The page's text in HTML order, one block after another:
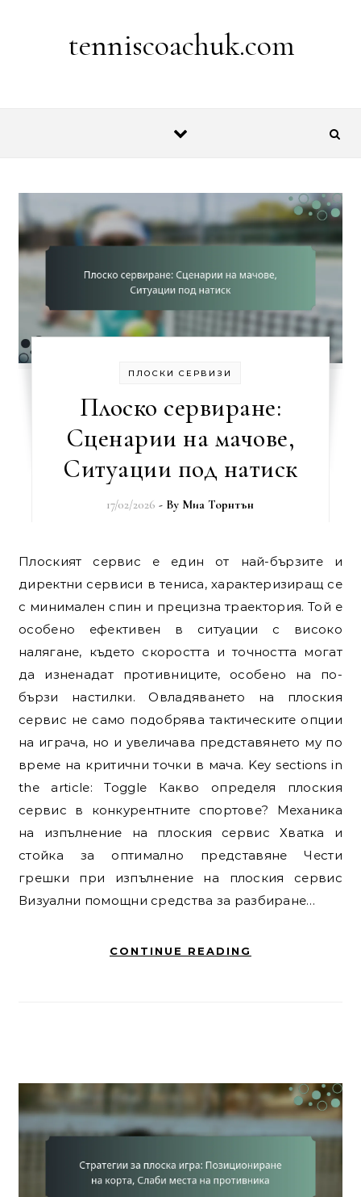
tenniscoachuk.com
ПЛОСКИ СЕРВИЗИ
Плоско сервиране:
Сценарии на мачове,
Ситуации под натиск
17/02/2026 - By Миа Торнтън
Плоският сервис е един от най-бързите и
директни сервиси в тениса, характеризиращ се
с минимален спин и прецизна траектория. Той е
особено ефективен в ситуации с високо
налягане, където скоростта и точността могат
да изненадат противниците, особено на по-
бързи настилки. Овладяването на плоския
сервис не само подобрява тактическите опции
на играча, но и увеличава представянето му по
време на критични точки в мача. Key sections in
the article: Toggle Какво определя плоския
сервис в конкурентните спортове? Механика
на изпълнение на плоския сервис Хватка и
стойка за оптимално представяне Чести
грешки при изпълнение на плоския сервис
Визуални помощни средства за разбиране…
CONTINUE READING